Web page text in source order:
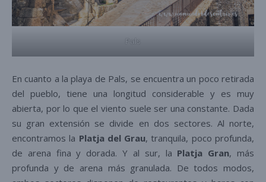
Pals
En cuanto a la playa de Pals, se encuentra un poco retirada
del pueblo, tiene una longitud considerable y es muy
abierta, por lo que el viento suele ser una constante. Dada
su gran extensión se divide en dos sectores. Al norte,
encontramos la Platja del Grau, tranquila, poco profunda,
de arena fina y dorada. Y al sur, la Platja Gran, más
profunda y de arena más granulada. De todos modos,